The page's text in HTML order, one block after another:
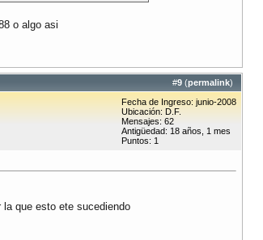
o algo asi
#9 (permalink)
Fecha de Ingreso: junio-2008
Ubicación: D.F.
Mensajes: 62
Antigüedad: 18 años, 1 mes
Puntos: 1
que esto ete sucediendo